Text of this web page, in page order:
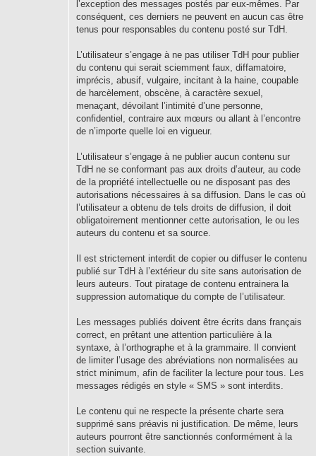
l’exception des messages postés par eux-mêmes. Par
conséquent, ces derniers ne peuvent en aucun cas être
tenus pour responsables du contenu posté sur TdH.
L’utilisateur s’engage à ne pas utiliser TdH pour publier
du contenu qui serait sciemment faux, diffamatoire,
imprécis, abusif, vulgaire, incitant à la haine, coupable
de harcèlement, obscène, à caractère sexuel,
menaçant, dévoilant l’intimité d’une personne,
confidentiel, contraire aux mœurs ou allant à l’encontre
de n’importe quelle loi en vigueur.
L’utilisateur s’engage à ne publier aucun contenu sur
TdH ne se conformant pas aux droits d’auteur, au code
de la propriété intellectuelle ou ne disposant pas des
autorisations nécessaires à sa diffusion. Dans le cas où
l’utilisateur a obtenu de tels droits de diffusion, il doit
obligatoirement mentionner cette autorisation, le ou les
auteurs du contenu et sa source.
Il est strictement interdit de copier ou diffuser le contenu
publié sur TdH à l’extérieur du site sans autorisation de
leurs auteurs. Tout piratage de contenu entrainera la
suppression automatique du compte de l’utilisateur.
Les messages publiés doivent être écrits dans français
correct, en prêtant une attention particulière à la
syntaxe, à l’orthographe et à la grammaire. Il convient
de limiter l’usage des abréviations non normalisées au
strict minimum, afin de faciliter la lecture pour tous. Les
messages rédigés en style « SMS » sont interdits.
Le contenu qui ne respecte la présente charte sera
supprimé sans préavis ni justification. De même, leurs
auteurs pourront être sanctionnés conformément à la
section suivante.